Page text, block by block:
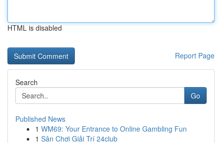
HTML is disabled
Report Page
Search
Go
Published News
1 WM69: Your Entrance to Online Gambling Fun
1 Sân Chơi Giải Trí 24club